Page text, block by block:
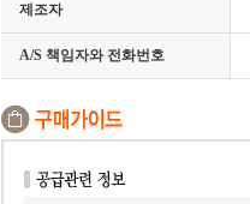
제조자
A/S 책임자와 전화번호